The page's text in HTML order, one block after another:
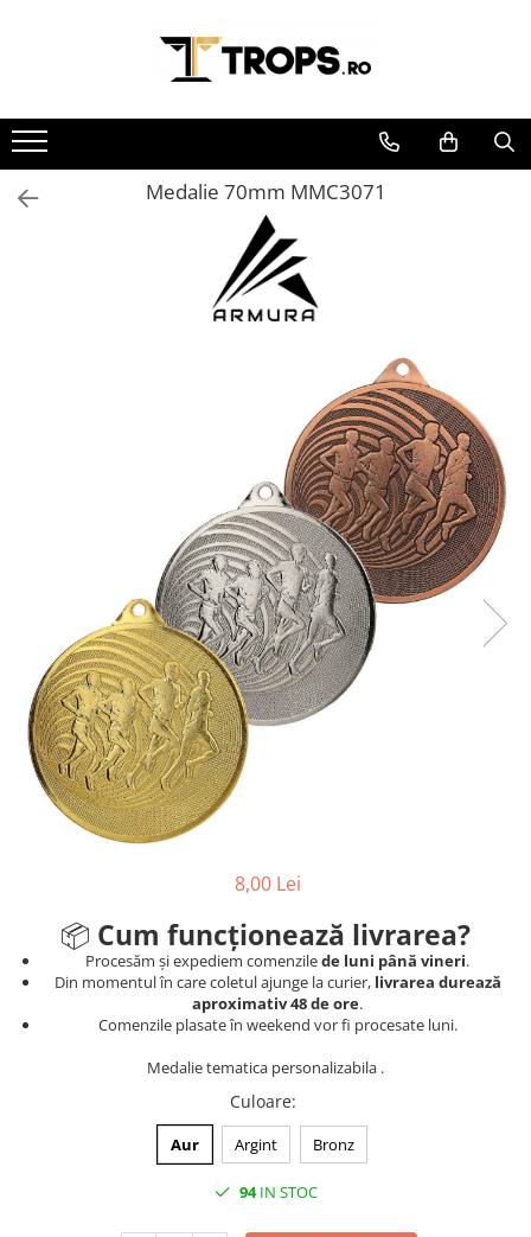
Sporturi
Arte Martiale
Atletism
Tenis de camp
Tenis de Masa
Volei
Alte ramuri sportive
Cupe
Cupe economice
Cupe standard
Accesorii Cupe
Personalizari Cupe
Medalii Tematice
Medalii Non-Tematice
Medalie 70mm MMC3071
8,00 Lei
📦 Cum funcționează livrarea?
Procesăm și expediem comenzilede luni până vineri.
Din momentul în care coletul ajunge la curier, livrarea durează
aproximativ 48 de ore.
Comenzile plasate în weekend vor fi procesate luni.
Medalie tematica personalizabila .
Culoare:
Aur Argint Bronz
94IN STOC